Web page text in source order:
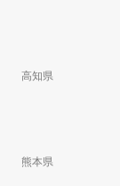
高知県
熊本県